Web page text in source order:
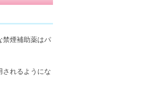
禁煙補助薬はパ
れるようにな